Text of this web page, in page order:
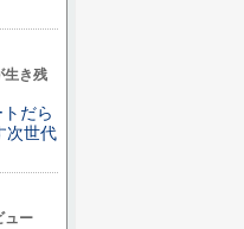
生き残
だら
次世代
ュー